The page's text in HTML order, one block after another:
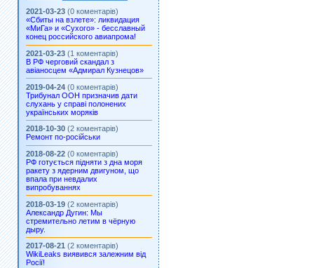
2021-03-23 (0 коментарів)
«Сбиты на взлете»: ликвидация
«МиГа» и «Сухого» - бесславный
конец российского авиапрома!
2021-03-23 (1 коментарів)
В РФ черговий скандал з
авіаносцем «Адмирал Кузнецов»
2019-04-24 (0 коментарів)
Трибунал ООН призначив дати
слухань у справі полонених
українських моряків
2018-10-30 (2 коментарів)
Ремонт по-російськи
2018-08-22 (0 коментарів)
РФ готується підняти з дна моря
ракету з ядерним двигуном, що
впала при невдалих
випробуваннях
2018-03-19 (2 коментарів)
Александр Дугин: Мы
стремительно летим в чёрную
дыру.
2017-08-21 (2 коментарів)
WikiLeaks виявився залежним від
Росії!